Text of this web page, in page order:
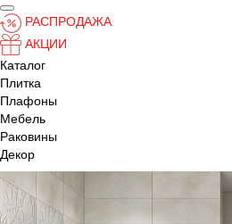
РАСПРОДАЖА
АКЦИИ
Каталог
Плитка
Плафоны
Мебель
Раковины
Декор